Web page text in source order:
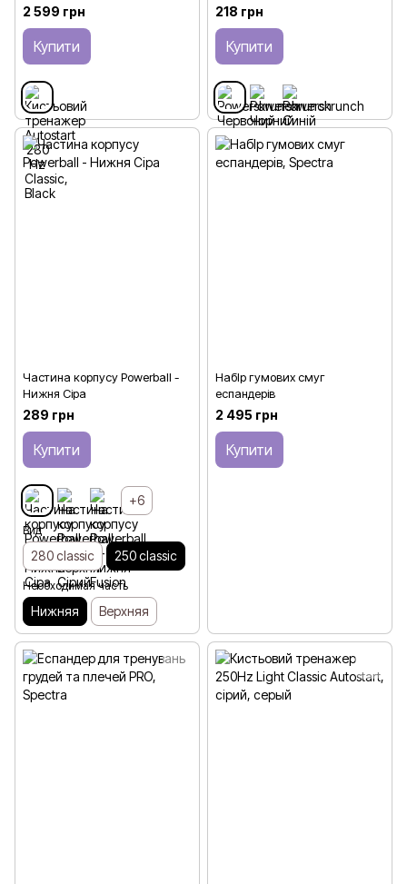
2 599 грн
Купити
218 грн
Купити
Частина корпусу Powerball -
Нижня Сіра
289 грн
Купити
+6
Вид
280 classic 250 classic
Необходимая часть
Нижняя Верхняя
НабІр гумових смуг
еспандерів
2 495 грн
Купити